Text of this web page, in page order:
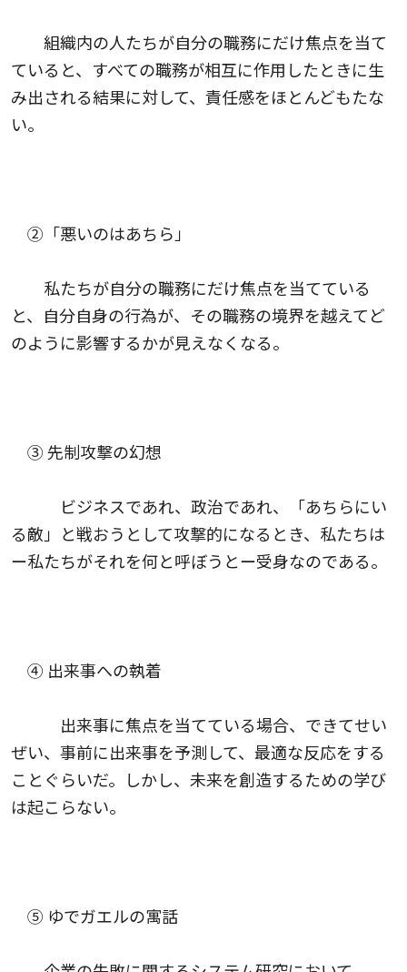
組織内の人たちが自分の職務にだけ焦点を当て
ていると、すべての職務が相互に作用したときに生
み出される結果に対して、責任感をほとんどもたな
い。
②「悪いのはあちら」
私たちが自分の職務にだけ焦点を当てている
と、自分自身の行為が、その職務の境界を越えてど
のように影響するかが見えなくなる。
③ 先制攻撃の幻想
ビジネスであれ、政治であれ、「あちらにい
る敵」と戦おうとして攻撃的になるとき、私たちは
ー私たちがそれを何と呼ぼうとー受身なのである。
④ 出来事への執着
出来事に焦点を当てている場合、できてせい
ぜい、事前に出来事を予測して、最適な反応をする
ことぐらいだ。しかし、未来を創造するための学び
は起こらない。
⑤ ゆでガエルの寓話